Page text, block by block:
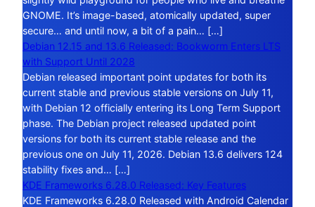
GNOME. It’s image-based, atomically updated, super
secure… and until now, a bit of a pain… […]
Debian 12.15 and 13.6 Released: Bookworm Enters LTS
with Support Until 2028
Debian released important point updates for both its
current stable and previous stable versions on July 11,
with Debian 12 officially entering its Long Term Support
phase. The Debian project released updated point
versions for both its current stable release and the
previous one on July 11, 2026. Debian 13.6 delivers 124
stability fixes and… […]
KDE Frameworks 6.28.0 Released: Key Features
KDE Frameworks 6.28.0 Released with Android Calendar